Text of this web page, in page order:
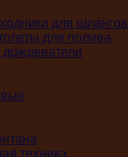
для шлангов
для полива
дождеватели
техника